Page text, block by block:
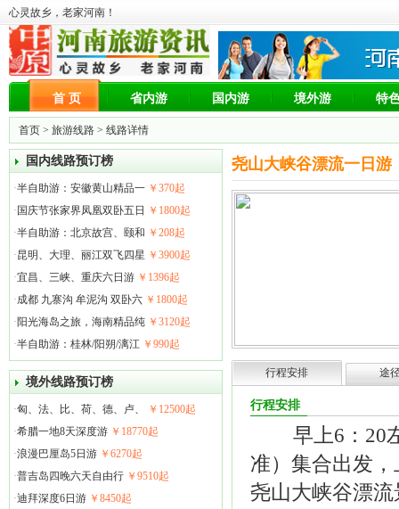
心灵故乡，老家河南！
首 页 省内游 国内游 境外游 特
首页 > 旅游线路 > 线路详情
国内线路预订榜
·半自助游：安徽黄山精品一 ￥370起
· 国庆节张家界凤凰双卧五日
￥1800起
·半自助游：北京故宫、颐和 ￥208起
·昆明、大理、丽江双飞四星 ￥3900起
·宜昌、三峡、重庆六日游 ￥1396起
·成都 九寨沟 牟泥沟 双卧六 ￥1800起
· 阳光海岛之旅，海南精品纯 ￥3120起
·半自助游：桂林/阳朔/漓江 ￥990起
境外线路预订榜
·匈、法、比、荷、德、卢、
￥12500起
·希腊一地8天深度游 ￥18770起
·浪漫巴厘岛5日游 ￥6270起
·普吉岛四晚六天自由行 ￥9510起
·迪拜深度6日游 ￥8450起
尧山大峡谷漂流一日游
行程安排 途
行程安排
早上6：20
准）集合出发
尧山大峡谷漂